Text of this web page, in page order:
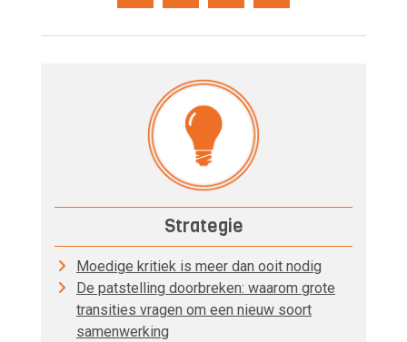
Strategie
Moedige kritiek is meer dan ooit nodig
De patstelling doorbreken: waarom grote
transities vragen om een nieuw soort
samenwerking